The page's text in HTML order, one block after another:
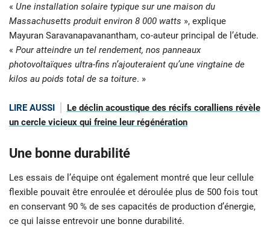
« Une installation solaire typique sur une maison du
Massachusetts produit environ 8 000 watts », explique
Mayuran Saravanapavanantham, co-auteur principal de l’étude.
« Pour atteindre un tel rendement, nos panneaux
photovoltaïques ultra-fins n’ajouteraient qu’une vingtaine de
kilos au poids total de sa toiture. »
LIRE AUSSI
Le déclin acoustique des récifs coralliens révèle
un cercle vicieux qui freine leur régénération
Une bonne durabilité
Les essais de l’équipe ont également montré que leur cellule
flexible pouvait être enroulée et déroulée plus de 500 fois tout
en conservant 90 % de ses capacités de production d’énergie,
ce qui laisse entrevoir une bonne durabilité.